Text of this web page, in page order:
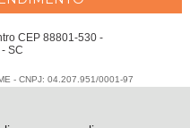
CEP 88801-530 -
SC
- CNPJ: 04.207.951/0001-97